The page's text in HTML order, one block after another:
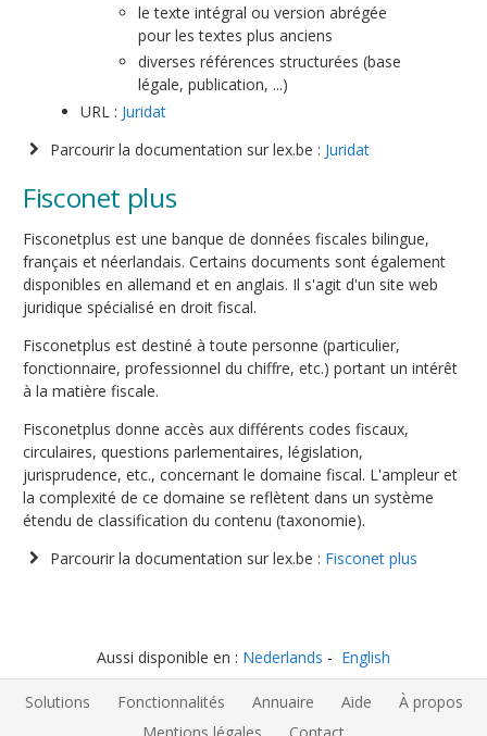
le texte intégral ou version abrégée
pour les textes plus anciens
diverses références structurées (base
légale, publication, ...)
URL : Juridat
Parcourir la documentation sur lex.be : Juridat
Fisconet plus
Fisconetplus est une banque de données fiscales bilingue,
français et néerlandais. Certains documents sont également
disponibles en allemand et en anglais. Il s'agit d'un site web
juridique spécialisé en droit fiscal.
Fisconetplus est destiné à toute personne (particulier,
fonctionnaire, professionnel du chiffre, etc.) portant un intérêt
à la matière fiscale.
Fisconetplus donne accès aux différents codes fiscaux,
circulaires, questions parlementaires, législation,
jurisprudence, etc., concernant le domaine fiscal. L'ampleur et
la complexité de ce domaine se reflètent dans un système
étendu de classification du contenu (taxonomie).
Parcourir la documentation sur lex.be : Fisconet plus
Aussi disponible en : Nederlands English
Solutions Fonctionnalités Annuaire Aide
À propos